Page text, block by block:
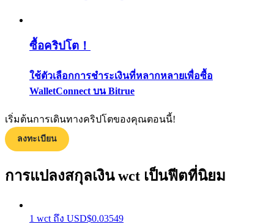
ซื้อคริปโต！
ใช้ตัวเลือกการชำระเงินที่หลากหลายเพื่อซื้อ
WalletConnect บน Bitrue
เริ่มต้นการเดินทางคริปโตของคุณตอนนี้!
ลงทะเบียน
การแปลงสกุลเงิน wct เป็นฟีตที่นิยม
1 wct ถึง USD$0.03549